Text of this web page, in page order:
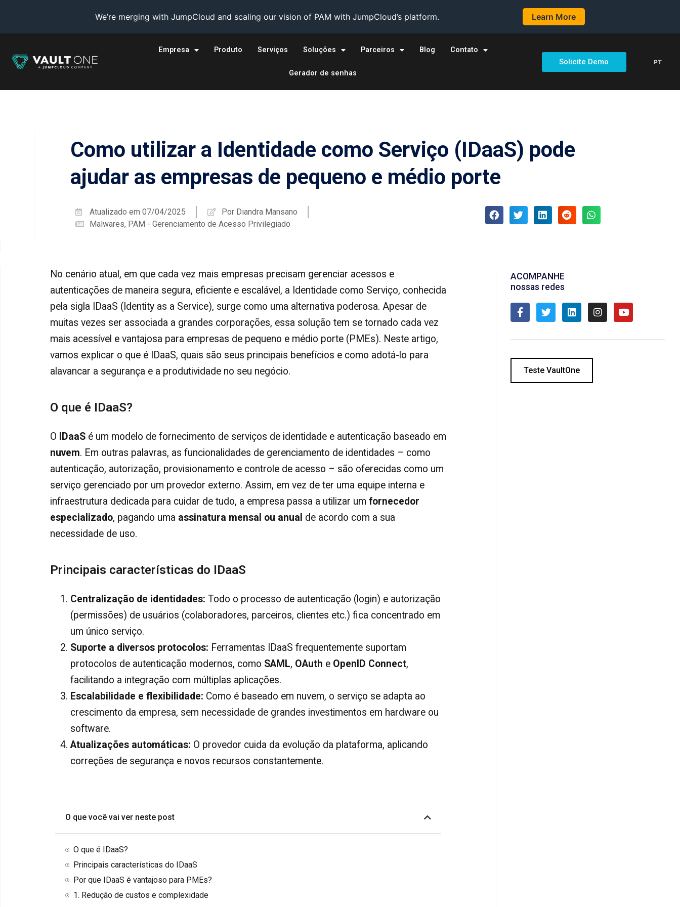
We’re merging with JumpCloud and scaling our vision of PAM with JumpCloud’s platform. Learn More
Empresa Produto Serviços Soluções Parceiros Blog Contato
Gerador de senhas
Solicite Demo PT
Como utilizar a Identidade como Serviço (IDaaS) pode
ajudar as empresas de pequeno e médio porte
Atualizado em 07/04/2025 PorDiandra Mansano
Malwares, PAM - Gerenciamento de Acesso Privilegiado
No cenário atual, em que cada vez mais empresas precisam gerenciar acessos e
autenticações de maneira segura, eficiente e escalável, a Identidade como Serviço, conhecida
pela sigla IDaaS (Identity as a Service), surge como uma alternativa poderosa. Apesar de
muitas vezes ser associada a grandes corporações, essa solução tem se tornado cada vez
mais acessível e vantajosa para empresas de pequeno e médio porte (PMEs). Neste artigo,
vamos explicar o que é IDaaS, quais são seus principais benefícios e como adotá-lo para
alavancar a segurança e a produtividade no seu negócio.
O que é IDaaS?
O IDaaS é um modelo de fornecimento de serviços de identidade e autenticação baseado em
nuvem. Em outras palavras, as funcionalidades de gerenciamento de identidades – como
autenticação, autorização, provisionamento e controle de acesso – são oferecidas como um
serviço gerenciado por um provedor externo. Assim, em vez de ter uma equipe interna e
infraestrutura dedicada para cuidar de tudo, a empresa passa a utilizar um fornecedor
especializado, pagando uma assinatura mensal ou anual de acordo com a sua
necessidade de uso.
Principais características do IDaaS
Centralização de identidades: Todo o processo de autenticação (login) e autorização
(permissões) de usuários (colaboradores, parceiros, clientes etc.) fica concentrado em
um único serviço.
Suporte a diversos protocolos: Ferramentas IDaaS frequentemente suportam
protocolos de autenticação modernos, como SAML, OAuth e OpenID Connect,
facilitando a integração com múltiplas aplicações.
Escalabilidade e flexibilidade: Como é baseado em nuvem, o serviço se adapta ao
crescimento da empresa, sem necessidade de grandes investimentos em hardware ou
software.
Atualizações automáticas: O provedor cuida da evolução da plataforma, aplicando
correções de segurança e novos recursos constantemente.
O que você vai ver neste post
O que é IDaaS?
Principais características do IDaaS
Por que IDaaS é vantajoso para PMEs?
1. Redução de custos e complexidade
ACOMPANHE
nossas redes
Teste VaultOne